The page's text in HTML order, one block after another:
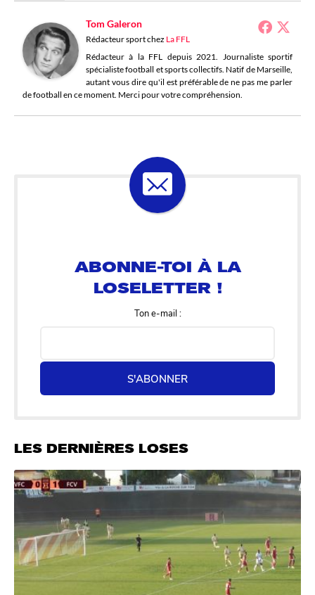
Tom Galeron
Rédacteur sportchez La FFL
Rédacteur à la FFL depuis 2021. Journaliste sportif
spécialiste football et sports collectifs. Natif de Marseille,
autant vous dire qu'il est préférable de ne pas me parler
de football en ce moment. Merci pour votre compréhension.
Ton e-mail :
S'ABONNER
LES DERNIÈRES LOSES